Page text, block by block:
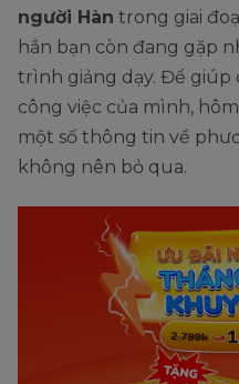
người Hàn trong giai
hẳn bạn còn đang gặp
trình giảng dạy. Để giúp
công việc của mình,
một số thông tin về
không nên bỏ qua.